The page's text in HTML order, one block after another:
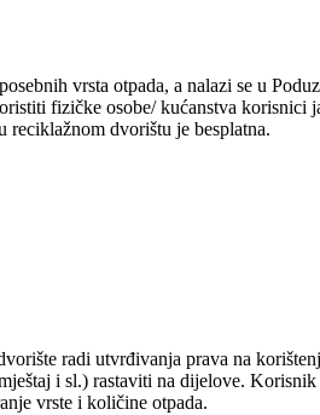
vrsta otpada, a nalazi se u
fizičke osobe/ kućanstva korisnici
reciklažnom dvorištu je besplatna.
radi utvrđivanja prava na
i sl.) rastaviti na dijelove.
vrste i količine otpada.